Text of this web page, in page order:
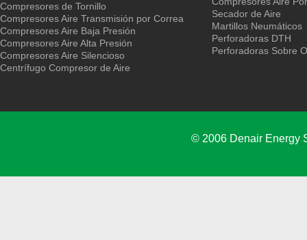
Compresores de Tornillo
Compresores Aire Transmisión por Correa
Compresores Aire Baja Presión
Compresores Aire Alta Presión
Compresores Aire Silencioso
Centrífugo Compresor de Aire
Secador de Aire
Martillos Neumáticos
Perforadoras DTH
Perforadoras Sobre
© 2006 Denair Energy